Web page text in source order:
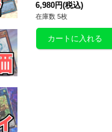
P001}《モンスター》
6,980円(税込)
在庫数 5枚